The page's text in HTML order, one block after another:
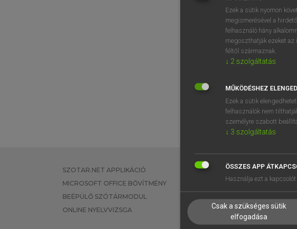
(be)mocskol
⚲ spatterkeresése
SZOTAR.NET APPLIKÁCIÓ
MICROSOFT OFFICE BŐVÍTMÉNY
BEÉPÜLŐ SZÓTÁRMODUL
ONLINE NYELVVIZSGA
EGYÉNI FELHASZNÁLÓKNAK
TANULÓKNAK
VÁLLALATI MEGOLDÁSOK
Ezek a sütik nyomon
megismerésével a
felhasználó hány
megoszthatják ezeket
féltől származnak.
↓ 2 szolgáltatás
MŰKÖDÉSHEZ
Ezek a sütik
felhasználók nem
személyre szabott
↓ 3 szolgáltatás
ÖSSZES APP
Használja ezt a
Csak a szükséges sütik
elfogadása